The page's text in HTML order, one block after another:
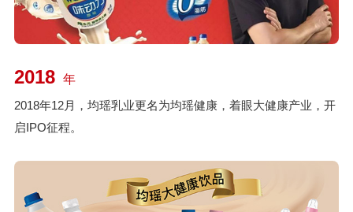
2018 年
2018年12月，均瑶乳业更名为均瑶健康，着眼大健康产业，开
启IPO征程。